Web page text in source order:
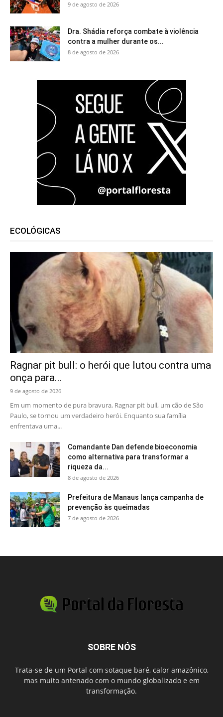
9 de agosto de 2026
Dra. Shádia reforça combate à violência
contra a mulher durante os...
8 de agosto de 2026
ECOLÓGICAS
Ragnar pit bull: o herói que lutou contra uma
onça para...
9 de agosto de 2026
Em um momento de pura bravura, Ragnar pit bull, um cão de São
Paulo, se tornou um verdadeiro herói. Enquanto sua família
enfrentava uma...
Comandante Dan defende bioeconomia
como alternativa para transformar a
riqueza da...
8 de agosto de 2026
Prefeitura de Manaus lança campanha de
prevenção às queimadas
7 de agosto de 2026
SOBRE NÓS
Trata-se de um Portal com sotaque baré, calor amazônico,
mas muito antenado com o mundo globalizado e em
transformação.